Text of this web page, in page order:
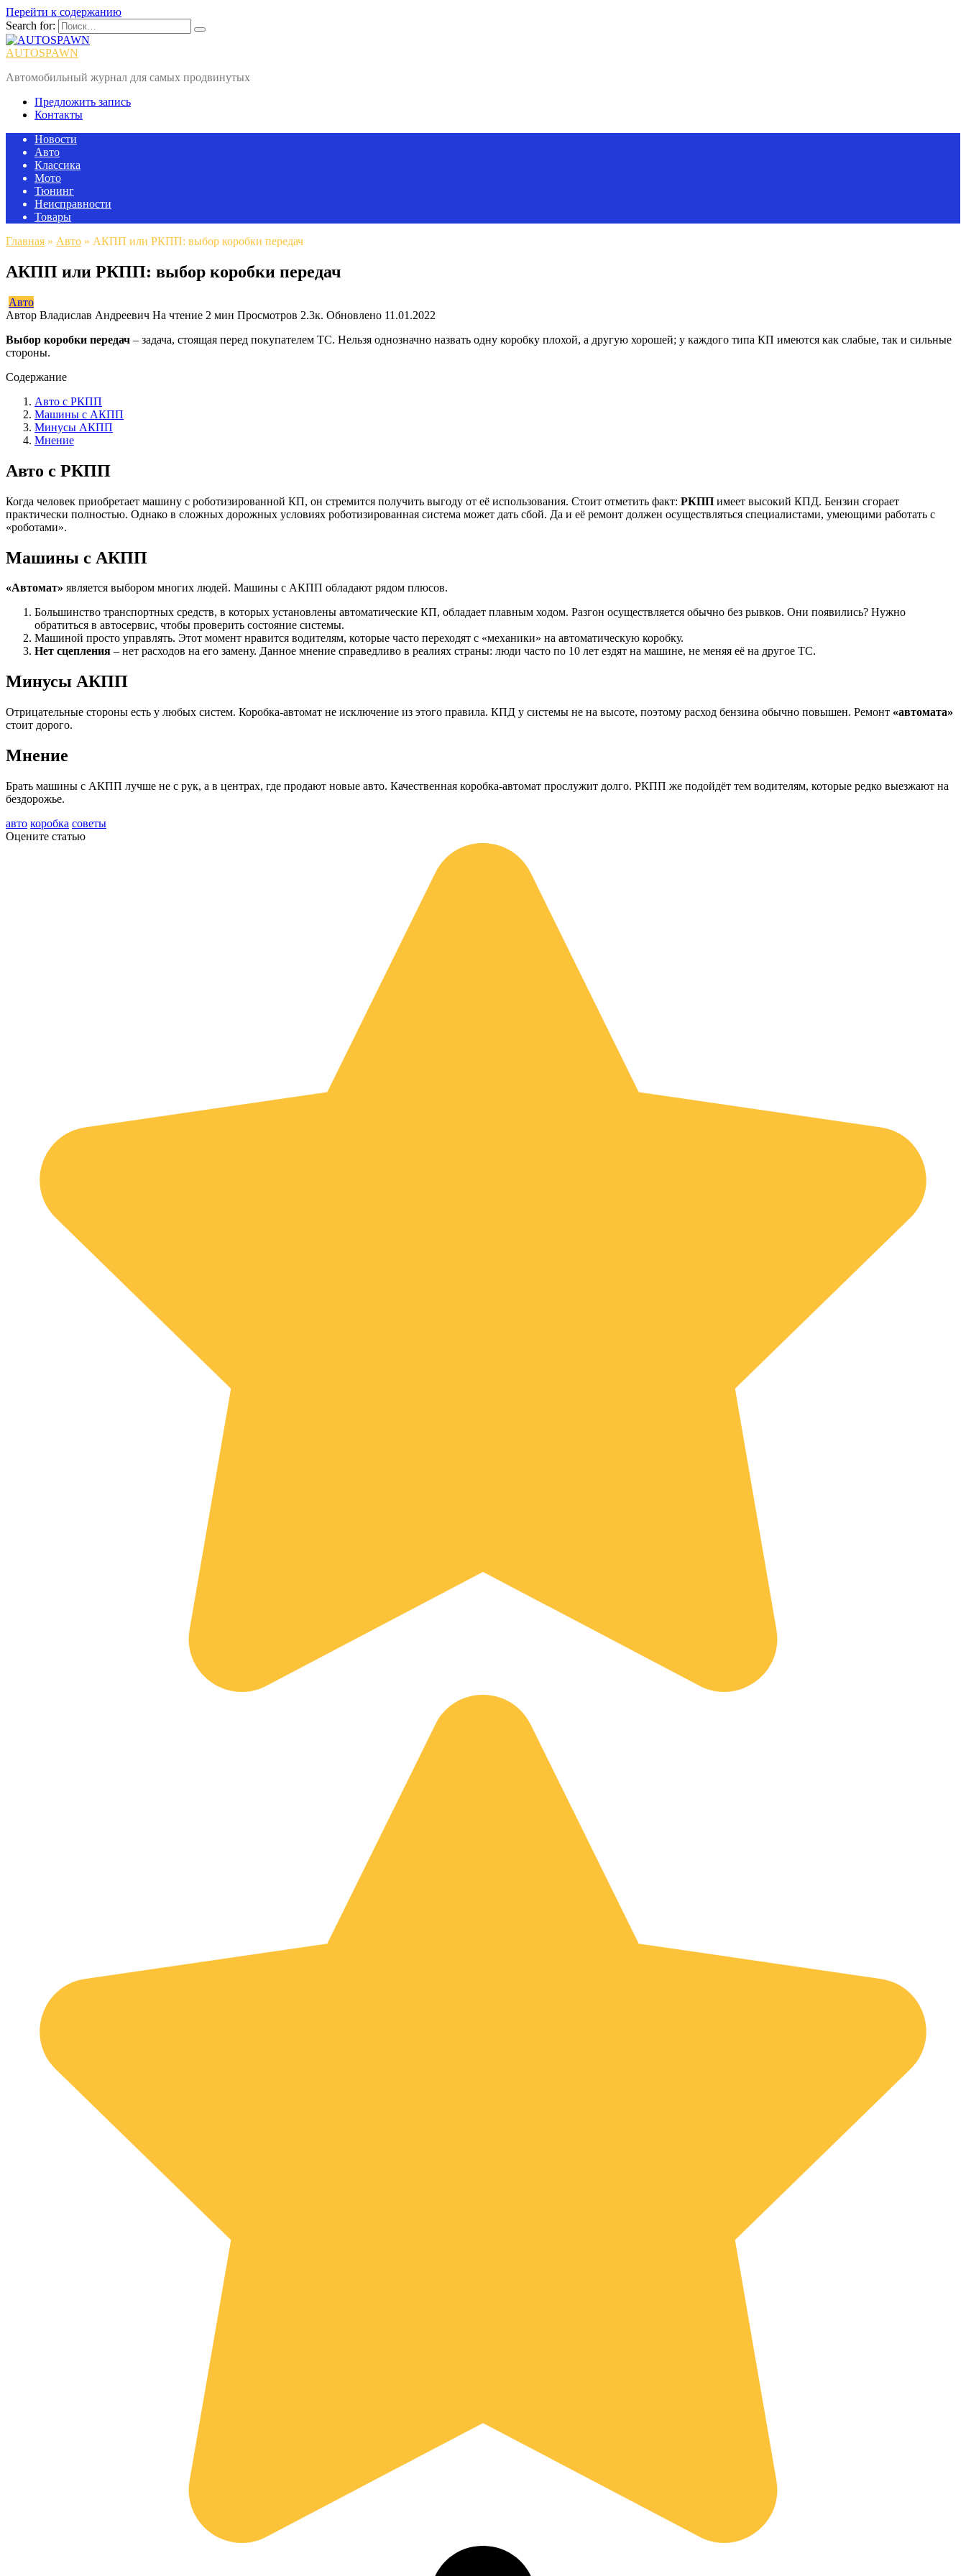
Перейти к содержанию
Search for:
AUTOSPAWN
Автомобильный журнал для самых продвинутых
Предложить запись
Контакты
Новости
Авто
Классика
Мото
Тюнинг
Неисправности
Товары
Главная » Авто » АКПП или РКПП: выбор коробки передач
АКПП или РКПП: выбор коробки передач
Авто
Автор Владислав Андреевич На чтение 2 мин Просмотров 2.3к. Обновлено 11.01.2022
Выбор коробки передач – задача, стоящая перед покупателем ТС. Нельзя однозначно назвать одну коробку плохой, а другую хорошей; у каждого типа КП имеются как слабые, так и сильные
стороны.
Содержание
Авто с РКПП
Машины с АКПП
Минусы АКПП
Мнение
Авто с РКПП
Когда человек приобретает машину с роботизированной КП, он стремится получить выгоду от её использования. Стоит отметить факт: РКПП имеет высокий КПД. Бензин сгорает
практически полностью. Однако в сложных дорожных условиях роботизированная система может дать сбой. Да и её ремонт должен осуществляться специалистами, умеющими работать с
«роботами».
Машины с АКПП
«Автомат» является выбором многих людей. Машины с АКПП обладают рядом плюсов.
Большинство транспортных средств, в которых установлены автоматические КП, обладает плавным ходом. Разгон осуществляется обычно без рывков. Они появились? Нужно
обратиться в автосервис, чтобы проверить состояние системы.
Машиной просто управлять. Этот момент нравится водителям, которые часто переходят с «механики» на автоматическую коробку.
Нет сцепления – нет расходов на его замену. Данное мнение справедливо в реалиях страны: люди часто по 10 лет ездят на машине, не меняя её на другое ТС.
Минусы АКПП
Отрицательные стороны есть у любых систем. Коробка-автомат не исключение из этого правила. КПД у системы не на высоте, поэтому расход бензина обычно повышен. Ремонт «автомата»
стоит дорого.
Мнение
Брать машины с АКПП лучше не с рук, а в центрах, где продают новые авто. Качественная коробка-автомат прослужит долго. РКПП же подойдёт тем водителям, которые редко выезжают на
бездорожье.
авто коробка советы
Оцените статью